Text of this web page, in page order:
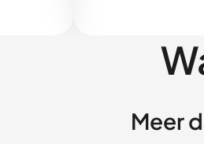
Meer